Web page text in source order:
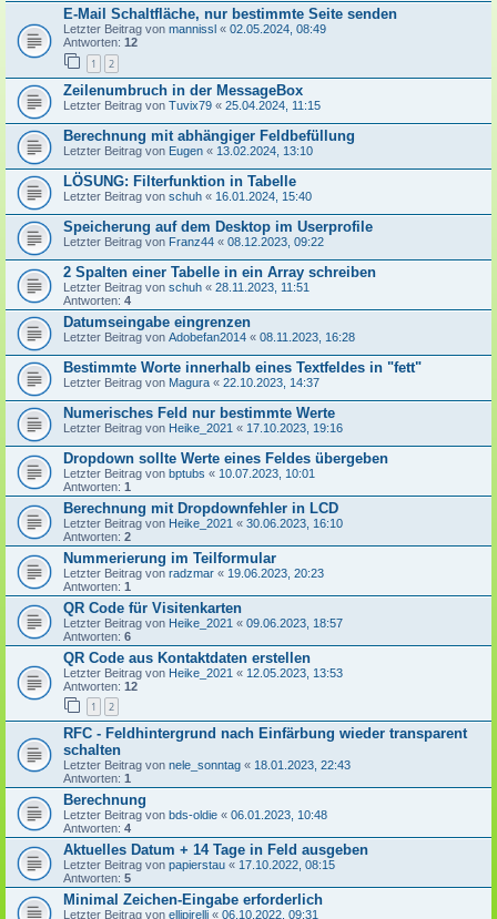
E-Mail Schaltfläche, nur bestimmte Seite senden
Letzter Beitrag von mannissl « 02.05.2024, 08:49
Antworten: 12
1 2
Zeilenumbruch in der MessageBox
Letzter Beitrag von Tuvix79 « 25.04.2024, 11:15
Berechnung mit abhängiger Feldbefüllung
Letzter Beitrag von Eugen « 13.02.2024, 13:10
LÖSUNG: Filterfunktion in Tabelle
Letzter Beitrag von schuh « 16.01.2024, 15:40
Speicherung auf dem Desktop im Userprofile
Letzter Beitrag von Franz44 « 08.12.2023, 09:22
2 Spalten einer Tabelle in ein Array schreiben
Letzter Beitrag von schuh « 28.11.2023, 11:51
Antworten: 4
Datumseingabe eingrenzen
Letzter Beitrag von Adobefan2014 « 08.11.2023, 16:28
Bestimmte Worte innerhalb eines Textfeldes in "fett"
Letzter Beitrag von Magura « 22.10.2023, 14:37
Numerisches Feld nur bestimmte Werte
Letzter Beitrag von Heike_2021 « 17.10.2023, 19:16
Dropdown sollte Werte eines Feldes übergeben
Letzter Beitrag von bptubs « 10.07.2023, 10:01
Antworten: 1
Berechnung mit Dropdownfehler in LCD
Letzter Beitrag von Heike_2021 « 30.06.2023, 16:10
Antworten: 2
Nummerierung im Teilformular
Letzter Beitrag von radzmar « 19.06.2023, 20:23
Antworten: 1
QR Code für Visitenkarten
Letzter Beitrag von Heike_2021 « 09.06.2023, 18:57
Antworten: 6
QR Code aus Kontaktdaten erstellen
Letzter Beitrag von Heike_2021 « 12.05.2023, 13:53
Antworten: 12
1 2
RFC - Feldhintergrund nach Einfärbung wieder transparent
schalten
Letzter Beitrag von nele_sonntag « 18.01.2023, 22:43
Antworten: 1
Berechnung
Letzter Beitrag von bds-oldie « 06.01.2023, 10:48
Antworten: 4
Aktuelles Datum + 14 Tage in Feld ausgeben
Letzter Beitrag von papierstau « 17.10.2022, 08:15
Antworten: 5
Minimal Zeichen-Eingabe erforderlich
Letzter Beitrag von ellipirelli « 06.10.2022, 09:31